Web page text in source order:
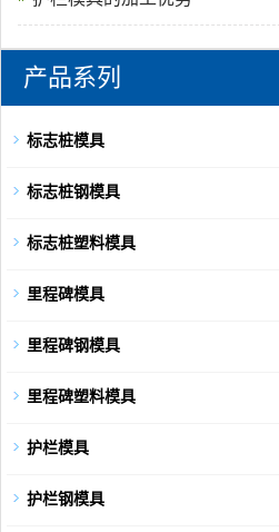
产品系列
标志桩模具
标志桩钢模具
标志桩塑料模具
里程碑模具
里程碑钢模具
里程碑塑料模具
护栏模具
护栏钢模具